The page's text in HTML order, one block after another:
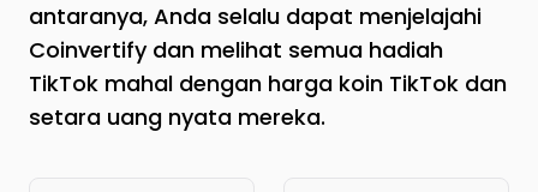
antaranya, Anda selalu dapat menjelajahi
Coinvertify dan melihat semua hadiah
TikTok mahal dengan harga koin TikTok dan
setara uang nyata mereka.